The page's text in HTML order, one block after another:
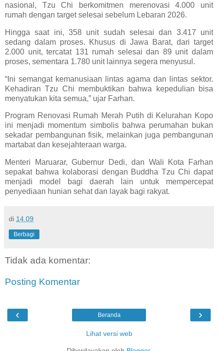
nasional, Tzu Chi berkomitmen merenovasi 4.000 unit
rumah dengan target selesai sebelum Lebaran 2026.
Hingga saat ini, 358 unit sudah selesai dan 3.417 unit
sedang dalam proses. Khusus di Jawa Barat, dari target
2.000 unit, tercatat 131 rumah selesai dan 89 unit dalam
proses, sementara 1.780 unit lainnya segera menyusul.
“Ini semangat kemanusiaan lintas agama dan lintas sektor.
Kehadiran Tzu Chi membuktikan bahwa kepedulian bisa
menyatukan kita semua,” ujar Farhan.
Program Renovasi Rumah Merah Putih di Kelurahan Kopo
ini menjadi momentum simbolis bahwa perumahan bukan
sekadar pembangunan fisik, melainkan juga pembangunan
martabat dan kesejahteraan warga.
Menteri Maruarar, Gubernur Dedi, dan Wali Kota Farhan
sepakat bahwa kolaborasi dengan Buddha Tzu Chi dapat
menjadi model bagi daerah lain untuk mempercepat
penyediaan hunian sehat dan layak bagi rakyat.
di 14.09
Berbagi
Tidak ada komentar:
Posting Komentar
‹ ›
Beranda
Lihat versi web